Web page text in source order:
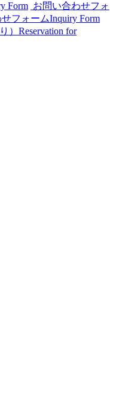
Form お問い合わせフォ
フォームInquiry Form
） Reservation for